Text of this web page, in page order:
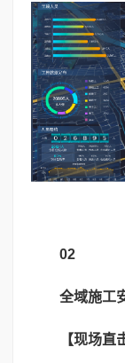
02
全域施工
【现场直